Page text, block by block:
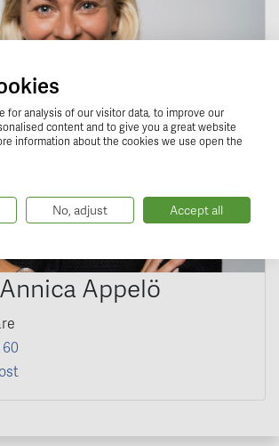
Annica Appelö
for analysis of our visitor data, to improve our
content and to give you a great website
information about the cookies we use open the
No, adjust Accept all